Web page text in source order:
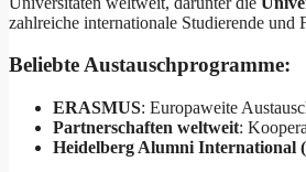
zahlreiche internationale Studierende und
Beliebte Austauschprogramme:
ERASMUS: Europaweite
Partnerschaften weltweit:
Heidelberg Alumni International